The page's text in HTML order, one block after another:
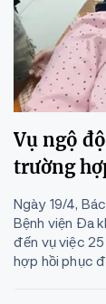
Vụ ngộ
trường
Ngày 19/4,
Bệnh viện Đa
đến vụ việc
hợp hồi phục